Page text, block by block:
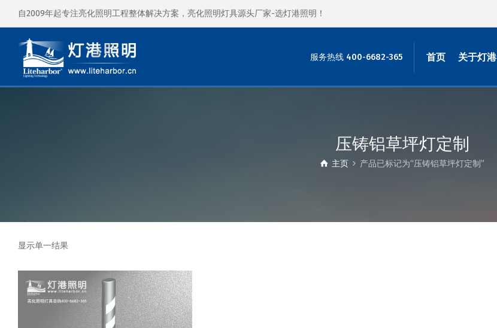
自2009年起专注亮化照明工程整体解决方案，亮化照明灯具源头厂家-选灯港照明！
服务热线 400-6682-365 首页 关于灯港
压铸铝草坪灯定制
主页 产品已标记为“压铸铝草坪灯定制”
显示单一结果